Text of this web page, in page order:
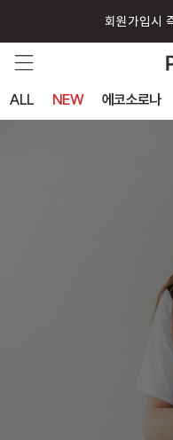
회원가입시
ALL NEW 에코소로나